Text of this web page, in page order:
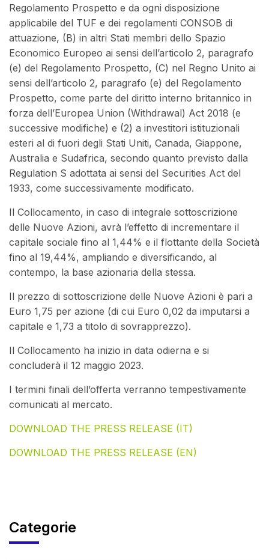
Regolamento Prospetto e da ogni disposizione
applicabile del TUF e dei regolamenti CONSOB di
attuazione, (B) in altri Stati membri dello Spazio
Economico Europeo ai sensi dell’articolo 2, paragrafo
(e) del Regolamento Prospetto, (C) nel Regno Unito ai
sensi dell’articolo 2, paragrafo (e) del Regolamento
Prospetto, come parte del diritto interno britannico in
forza dell’Europea Union (Withdrawal) Act 2018 (e
successive modifiche) e (2) a investitori istituzionali
esteri al di fuori degli Stati Uniti, Canada, Giappone,
Australia e Sudafrica, secondo quanto previsto dalla
Regulation S adottata ai sensi del Securities Act del
1933, come successivamente modificato.
Il Collocamento, in caso di integrale sottoscrizione
delle Nuove Azioni, avrà l’effetto di incrementare il
capitale sociale fino al 1,44% e il flottante della Società
fino al 19,44%, ampliando e diversificando, al
contempo, la base azionaria della stessa.
Il prezzo di sottoscrizione delle Nuove Azioni è pari a
Euro 1,75 per azione (di cui Euro 0,02 da imputarsi a
capitale e 1,73 a titolo di sovrapprezzo).
Il Collocamento ha inizio in data odierna e si
concluderà il 12 maggio 2023.
I termini finali dell’offerta verranno tempestivamente
comunicati al mercato.
DOWNLOAD THE PRESS RELEASE (IT)
DOWNLOAD THE PRESS RELEASE (EN)
Categorie